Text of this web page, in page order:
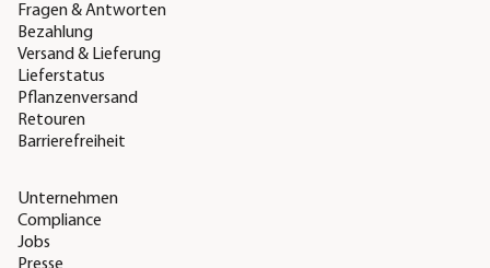
Fragen & Antworten
Bezahlung
Versand & Lieferung
Lieferstatus
Pflanzenversand
Retouren
Barrierefreiheit
Unternehmen
Compliance
Jobs
Presse